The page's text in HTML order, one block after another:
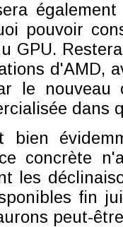
pouvoir
GPU.
d'AMD,
le nouveau
dans
bien
concrète
les
fin
peut-